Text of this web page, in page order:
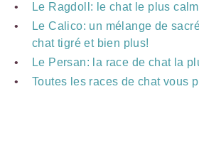
Le Ragdoll: le chat le plus
Le Calico: un mélange de
chat tigré et bien plus!
Le Persan: la race de chat la
Toutes les races de chat vous